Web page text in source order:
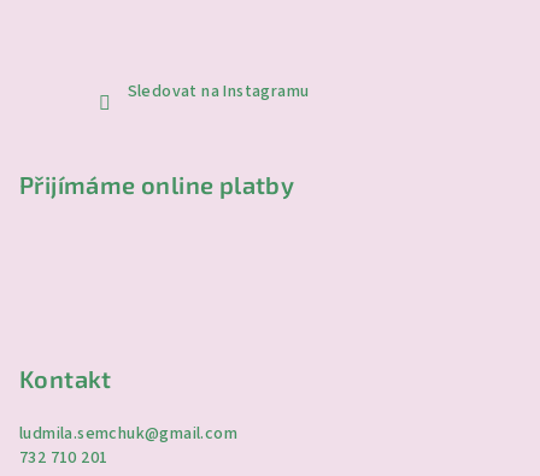
Sledovat na Instagramu
Přijímáme online platby
Kontakt
ludmila.semchuk@gmail.com
732 710 201